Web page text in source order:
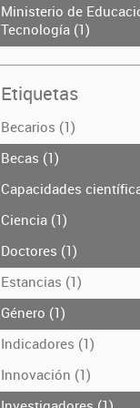
Ministerio de
Tecnología (1)
Etiquetas
Becarios (1)
Becas (1)
Capacidades
Ciencia (1)
Doctores (1)
Estancias (1)
Género (1)
Indicadores (1)
Innovación (1)